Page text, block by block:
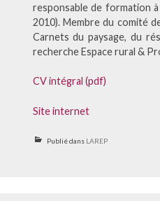
responsable de formation
2010). Membre du comité
Carnets du paysage, du
recherche Espace rural &
CV intégral (pdf)
Site internet
Publié dans LAREP